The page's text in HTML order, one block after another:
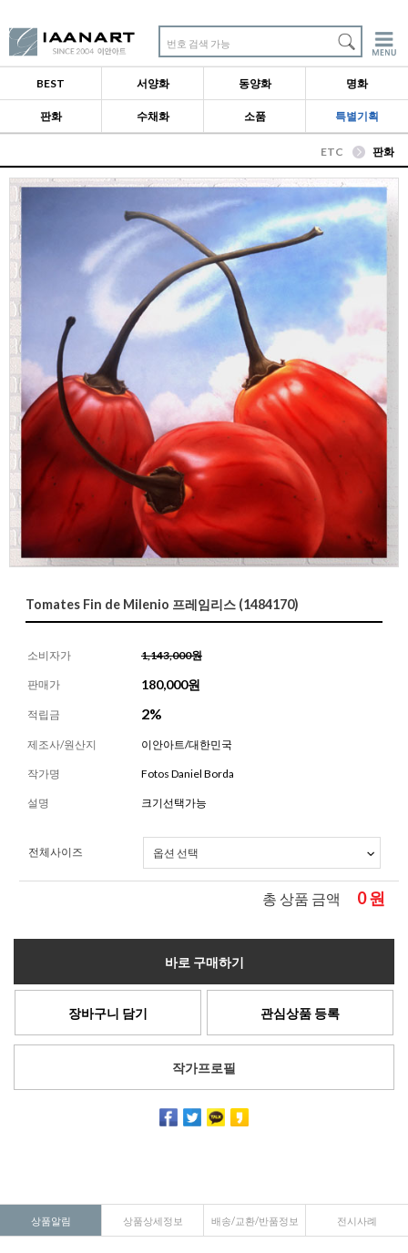
번호 검색 가능
BEST 서양화 동양화 명화
판화 수채화 소품 특별기획
ETC 판화
Tomates Fin de Milenio 프레임리스 (1484170)
소비자가 1,143,000원
판매가 180,000원
적립금 2%
제조사/원산지 이안아트/대한민국
작가명 Fotos Daniel Borda
설명 크기선택가능
전체사이즈
총 상품 금액 0원
바로 구매하기
장바구니 담기 관심상품 등록
작가프로필
상품알림 상품상세정보 배송/교환/반품정보 전시사례